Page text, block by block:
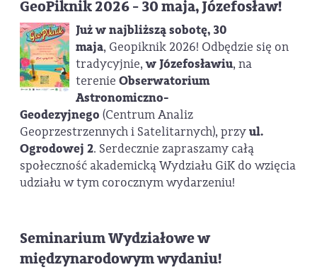
GeoPiknik 2026 - 30 maja, Józefosław!
Już w najbliższą sobotę, 30
maja, Geopiknik 2026! Odbędzie się on
tradycyjnie,w Józefosławiu, na
terenie Obserwatorium
Astronomiczno-
Geodezyjnego (Centrum Analiz
Geoprzestrzennych i Satelitarnych), przyul.
Ogrodowej 2. Serdecznie zapraszamy całą
społeczność akademicką Wydziału GiK do wzięcia
udziału w tym corocznym wydarzeniu!
Seminarium Wydziałowe w
międzynarodowym wydaniu!